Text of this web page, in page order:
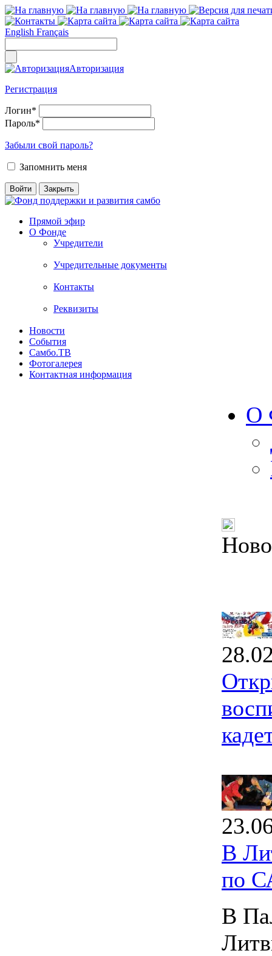
English Français
Авторизация
Регистрация
Логин*
Пароль*
Забыли свой пароль?
Запомнить меня
Прямой эфир
О Фонде
Учредители
Учредительные документы
Контакты
Реквизиты
Новости
События
Самбо.ТВ
Фотогалерея
Контактная информация
О
В
по
В